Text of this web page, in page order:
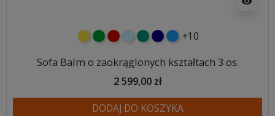
żółtyzielonyczerwony
błękitnyturkusowy
granatowy
niebieski
+10
Sofa Balm o zaokrąglonych kształtach 3 os.
2 599,00 zł
DODAJ DO KOSZYKA